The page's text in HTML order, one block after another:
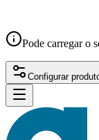
Pode carregar o
Configurar